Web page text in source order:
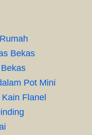
Bekas
Pot Mini
Flanel